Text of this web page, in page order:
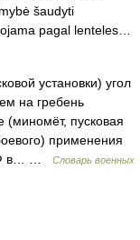
šaudyti
pagal lenteles…
установки) угол
на гребень
(миномёт, пусковая
применения
в… …
Словарь военных